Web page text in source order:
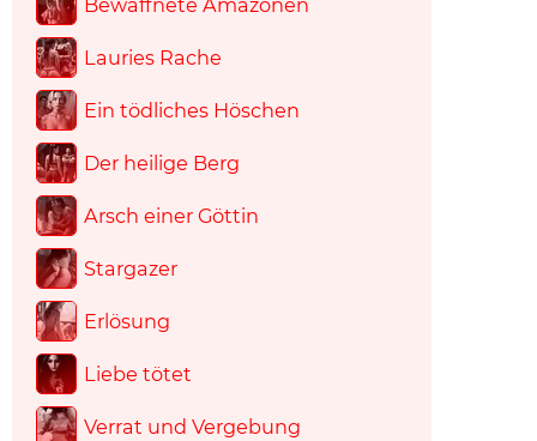
Bewaffnete Amazonen
Lauries Rache
Ein tödliches Höschen
Der heilige Berg
Arsch einer Göttin
Stargazer
Erlösung
Liebe tötet
Verrat und Vergebung